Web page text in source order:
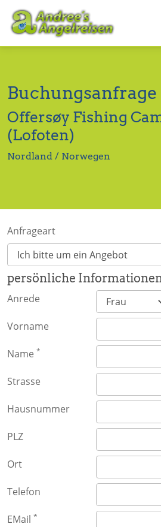
Buchungsanfrage
Offersøy Fishing
(Lofoten)
Nordland / Norwegen
Anfrageart
persönliche
Anrede
Vorname
Name *
Strasse
Hausnummer
PLZ
Ort
Telefon
EMail *